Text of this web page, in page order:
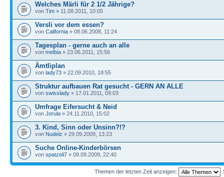
Welches Märli für 2 1/2 Jährige?
von Tim » 11.08.2011, 10:05
Versli vor dem essen?
von California » 08.06.2008, 11:24
Tagesplan - gerne auch an alle
von melbia » 23.06.2011, 15:56
Ämtliplan
von lady73 » 22.09.2010, 18:55
Struktur aufbauen Rat gesucht - GERN AN ALLE
von swisslady » 17.01.2011, 09:03
Umfrage Eifersucht & Neid
von Jorula » 24.11.2010, 15:02
3. Kind, Sinn oder Unsinn?!?
von Nudelz » 29.09.2009, 13:23
Suche Online-Kinderbörsen
von spatzeli7 » 09.09.2009, 22:40
Themen der letzten Zeit anzeigen: